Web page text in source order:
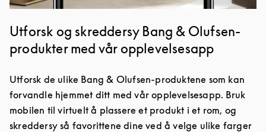
Utforsk og skreddersy Bang & Olufsen-
produkter med vår opplevelsesapp
Utforsk de ulike Bang & Olufsen-produktene som kan
forvandle hjemmet ditt med vår opplevelsesapp. Bruk
mobilen til virtuelt å plassere et produkt i et rom, og
skreddersy så favorittene dine ved å velge ulike farger